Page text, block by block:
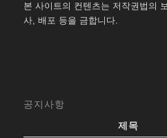
본 사이트의 컨텐츠는 저작권법의
사, 배포 등을 금합니다.
공지사항
제목